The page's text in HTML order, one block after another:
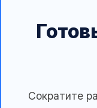
Сократите